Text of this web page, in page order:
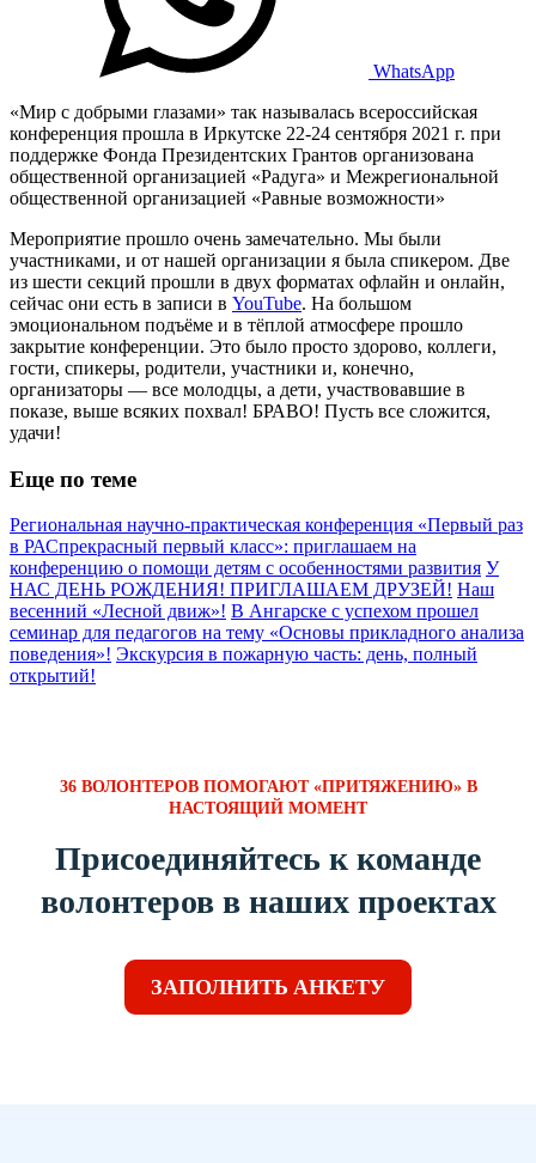
WhatsApp
«Мир с добрыми глазами» так называлась всероссийская
конференция прошла в Иркутске 22-24 сентября 2021 г. при
поддержке Фонда Президентских Грантов организована
общественной организацией «Радуга» и Межрегиональной
общественной организацией «Равные возможности»
Мероприятие прошло очень замечательно. Мы были
участниками, и от нашей организации я была спикером. Две
из шести секций прошли в двух форматах офлайн и онлайн,
сейчас они есть в записи в YouTube. На большом
эмоциональном подъёме и в тёплой атмосфере прошло
закрытие конференции. Это было просто здорово, коллеги,
гости, спикеры, родители, участники и, конечно,
организаторы — все молодцы, а дети, участвовавшие в
показе, выше всяких похвал! БРАВО! Пусть все сложится,
удачи!
Еще по теме
Региональная научно-практическая конференция «Первый раз
в РАСпрекрасный первый класс»: приглашаем на
конференцию о помощи детям с особенностями развития У
НАС ДЕНЬ РОЖДЕНИЯ! ПРИГЛАШАЕМ ДРУЗЕЙ! Наш
весенний «Лесной движ»! В Ангарске с успехом прошел
семинар для педагогов на тему «Основы прикладного анализа
поведения»! Экскурсия в пожарную часть: день, полный
открытий!
36 ВОЛОНТЕРОВ ПОМОГАЮТ «ПРИТЯЖЕНИЮ» В
НАСТОЯЩИЙ МОМЕНТ
Присоединяйтесь к команде
волонтеров в наших проектах
ЗАПОЛНИТЬ АНКЕТУ